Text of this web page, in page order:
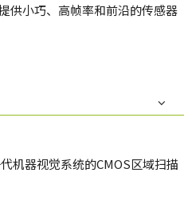
供小巧、高帧率和前沿的传感器
机器视觉系统的CMOS区域扫描